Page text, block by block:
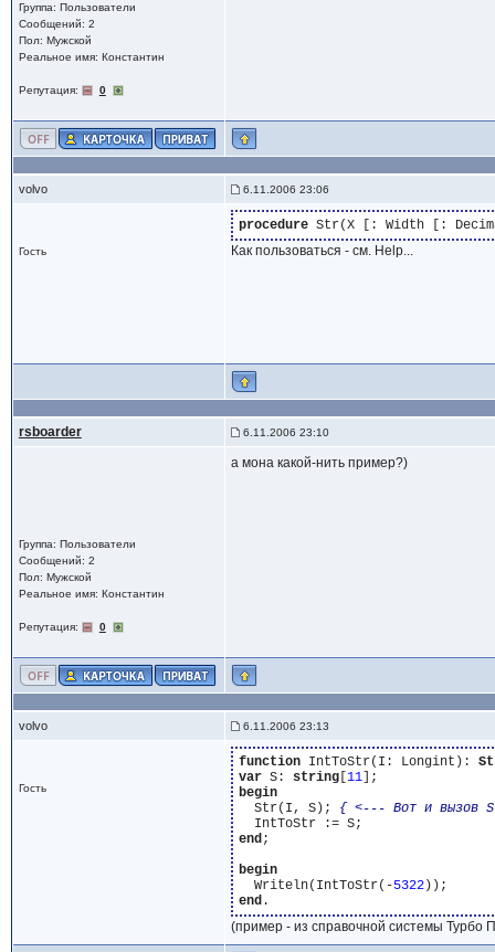
Группа: Пользователи
Сообщений: 2
Пол: Мужской
Реальное имя: Константин
Репутация: 0
volvo 6.11.2006 23:06
Гость
procedure Str(X [: Width [:
Как пользоваться - см. Help...
rsboarder 6.11.2006 23:10
Группа: Пользователи
Сообщений: 2
Пол: Мужской
Реальное имя: Константин
Репутация: 0
а мона какой-нить пример?)
volvo 6.11.2006 23:13
Гость
function IntToStr(I: Longint):
var S: string[ 11
begin
  Str(I, S);
{ <--- Вот и вызов
end;
begin
  Writeln(IntToStr(-
5322
end
(пример - из справочной системы Турбо